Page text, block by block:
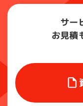
サー
お見積